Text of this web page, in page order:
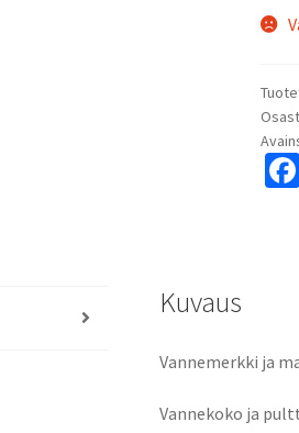
Kuvaus
Vannemerkki ja
Vannekoko ja